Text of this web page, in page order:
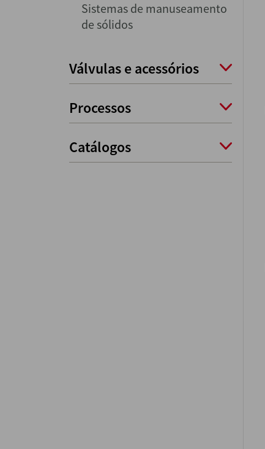
Sistemas de manuseamento
de sólidos
Válvulas e acessórios
Processos
Catálogos